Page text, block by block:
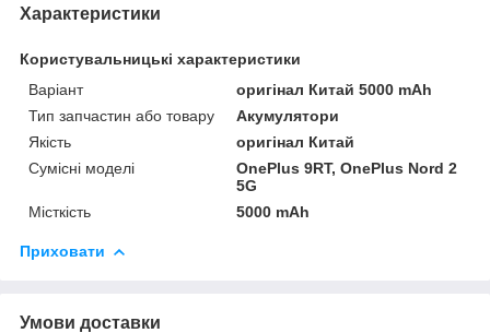
Характеристики
Користувальницькі характеристики
Варіант
оригінал Китай 5000 mAh
Тип запчастин або товару
Акумулятори
Якість
оригінал Китай
Сумісні моделі
OnePlus 9RT, OnePlus Nord 2
5G
Місткість
5000 mAh
Приховати
Умови доставки